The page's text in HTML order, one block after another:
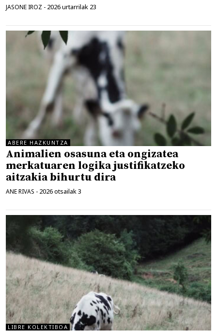
JASONE IROZ - 2026 urtarrilak 23
ABERE HAZKUNTZA
Animalien osasuna eta ongizatea
merkatuaren logika justifikatzeko
aitzakia bihurtu dira
ANE RIVAS - 2026 otsailak 3
LIBRE KOLEKTIBOA